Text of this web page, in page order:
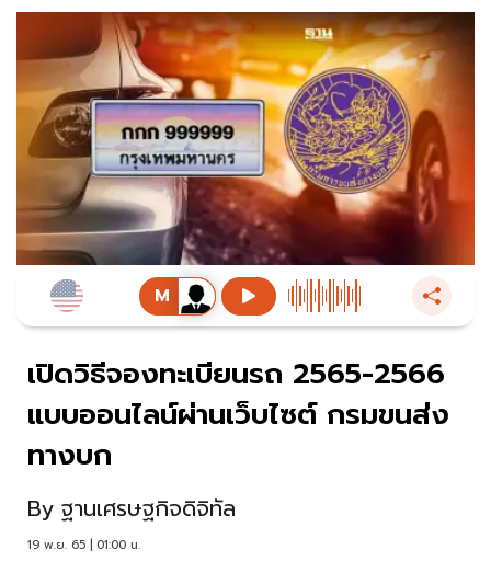
เปิดวิธีจองทะเบียนรถ 2565-2566
แบบออนไลน์ผ่านเว็บไซต์ กรมขนส่ง
ทางบก
By ฐานเศรษฐกิจดิจิทัล
19 พ.ย. 65 | 01:00 น.